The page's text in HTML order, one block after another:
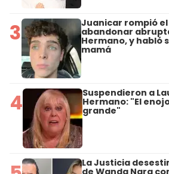
3 Juanicar rompió
abandonar
Hermano, y habló
mamá
4 Suspendieron a
Hermano: "El
grande"
La Justicia